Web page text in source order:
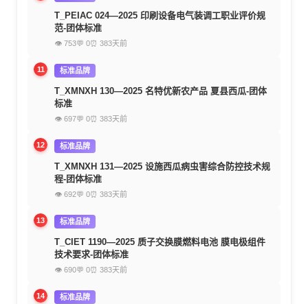
T_PEIAC 024—2025 印刷设备电气装调工职业评价规
范-团体标准
👁 753💬 0⏰ 383天前
11 标准品牌
T_XMNXH 130—2025 名特优新农产品 夏县西瓜-团体
标准
👁 697💬 0⏰ 383天前
12 标准品牌
T_XMNXH 131—2025 设施西瓜病虫害综合防控技术规
程-团体标准
👁 692💬 0⏰ 383天前
13 标准品牌
T_CIET 1190—2025 质子交换膜燃料电池 膜电极组件
技术要求-团体标准
👁 690💬 0⏰ 383天前
14 标准品牌